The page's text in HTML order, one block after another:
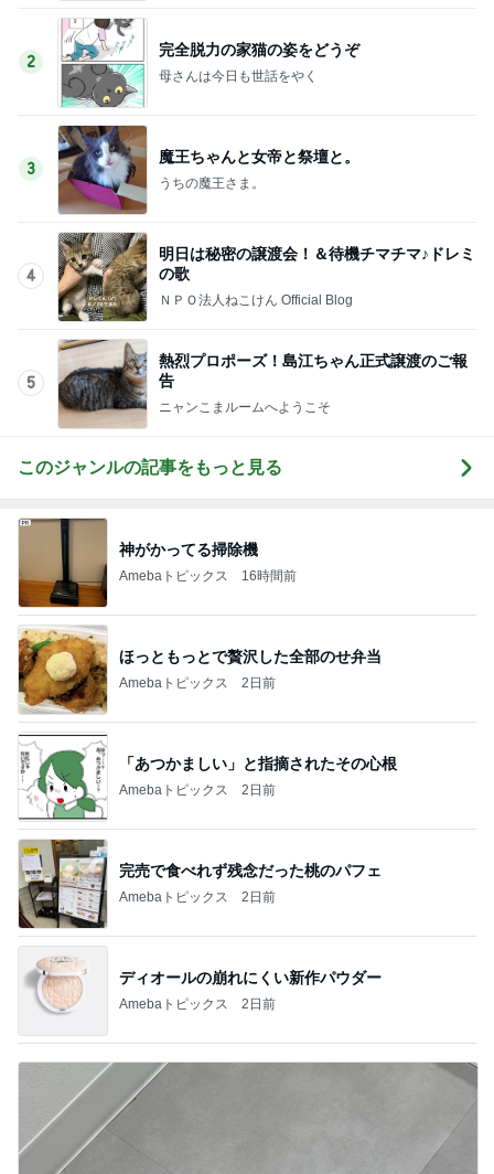
2
完全脱力の家猫の姿をどうぞ
母さんは今日も世話をやく
3
魔王ちゃんと女帝と祭壇と。
うちの魔王さま。
4
明日は秘密の譲渡会！＆待機チマチマ♪ドレミ
の歌
ＮＰＯ法人ねこけん Official Blog
5
熱烈プロポーズ！島江ちゃん正式譲渡のご報
告
ニャンこまルームへようこそ
このジャンルの記事をもっと見る
神がかってる掃除機
Amebaトピックス 16時間前
ほっともっとで贅沢した全部のせ弁当
Amebaトピックス 2日前
「あつかましい」と指摘されたその心根
Amebaトピックス 2日前
完売で食べれず残念だった桃のパフェ
Amebaトピックス 2日前
ディオールの崩れにくい新作パウダー
Amebaトピックス 2日前